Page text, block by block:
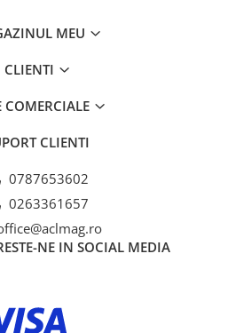
MEU
CLIENTI
COMERCIALE
CLIENTI
0787653602
0263361657
NE IN SOCIAL MEDIA